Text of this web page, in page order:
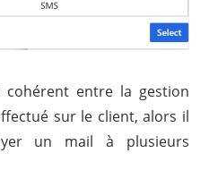
entre la gestion
sur le client, alors il
un mail à plusieurs